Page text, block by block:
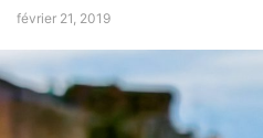
février 21, 2019